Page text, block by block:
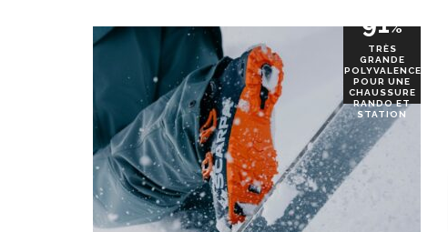
91%
TRÈS
GRANDE
POLYVALENCE
POUR UNE
CHAUSSURE
RANDO ET
STATION